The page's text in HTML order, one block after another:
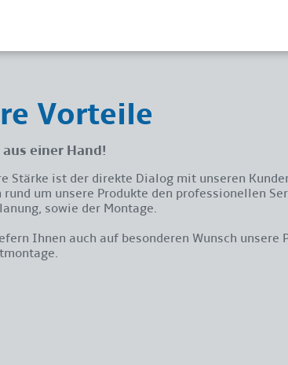
Vorteile
einer Hand!
Stärke ist der direkte Dialog mit unseren
rund um unsere Produkte den professionellen
sowie der Montage.
Ihnen auch auf besonderen Wunsch unsere